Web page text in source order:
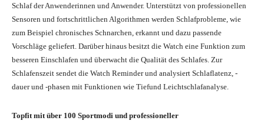
Schlaf der Anwenderinnen und Anwender. Unterstützt von professionellen
Sensoren und fortschrittlichen Algorithmen werden Schlafprobleme, wie
zum Beispiel chronisches Schnarchen, erkannt und dazu passende
Vorschläge geliefert. Darüber hinaus besitzt die Watch eine Funktion zum
besseren Einschlafen und überwacht die Qualität des Schlafes. Zur
Schlafenszeit sendet die Watch Reminder und analysiert Schlaflatenz, -
dauer und -phasen mit Funktionen wie Tiefund Leichtschlafanalyse.
Topfit mit über 100 Sportmodi und professioneller